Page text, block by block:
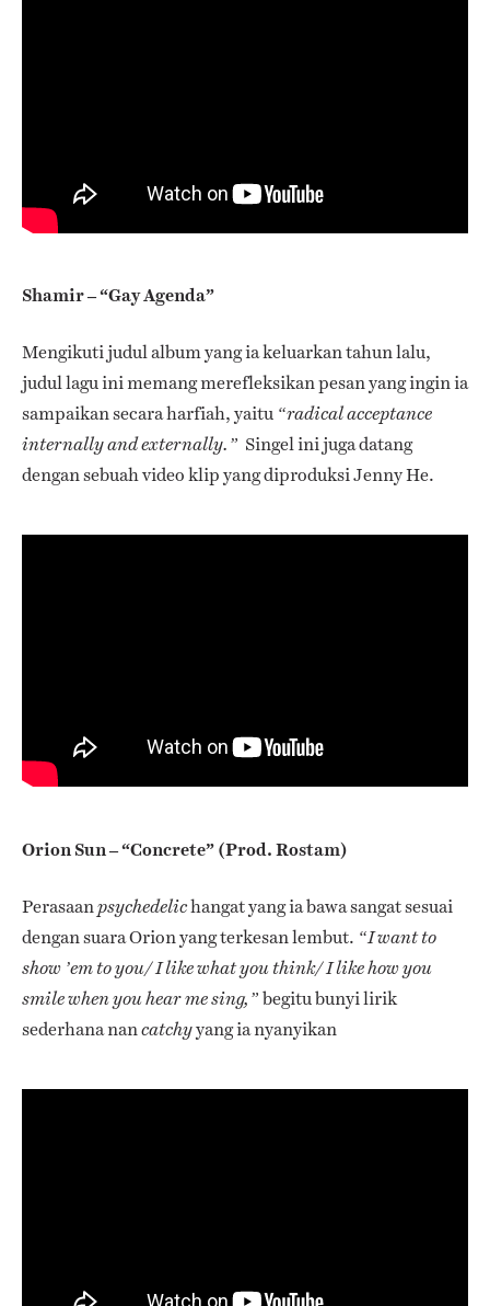
Shamir – “Gay Agenda”
Mengikuti judul album yang ia keluarkan tahun lalu,
judul lagu ini memang merefleksikan pesan yang ingin ia
sampaikan secara harfiah, yaitu “radical acceptance
internally and externally.” Singel ini juga datang
dengan sebuah video klip yang diproduksi Jenny He.
Orion Sun – “Concrete” (Prod. Rostam)
Perasaanpsychedelichangat yang ia bawa sangat sesuai
dengan suara Orion yang terkesan lembut. “I want to
show ’em to you/ I like what you think/ I like how you
smile when you hear me sing,” begitu bunyi lirik
sederhana nancatchyyang ia nyanyikan